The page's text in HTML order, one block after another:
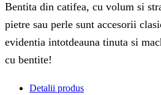
Bentita din catifea, cu volum si
pietre sau perle sunt accesorii
evidentia intotdeauna tinuta si
cu bentite!
Detalii produs